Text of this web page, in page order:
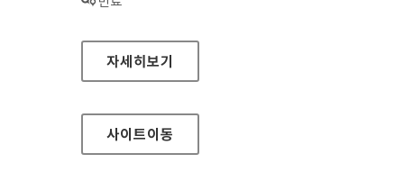
경기도과학교육원(본원) 홈페이지
자세히보기
사이트이동